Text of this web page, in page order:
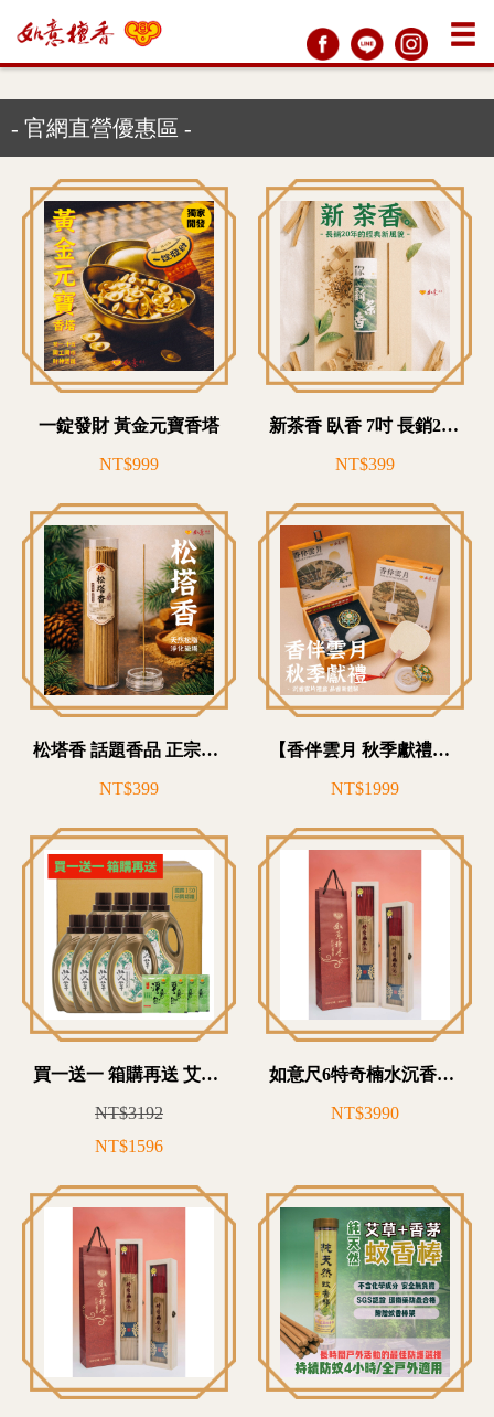
- 官網直營優惠區 -
一錠發財 黃金元寶香塔
NT$999
新茶香 臥香 7吋 長銷20年茶葉升級再回甘
NT$399
松塔香 話題香品 正宗松脂
NT$399
【香伴雲月 秋季獻禮】頂級紅土奇楠雲片
NT$1999
買一送一 箱購再送 艾草洗衣乳8入
NT$3192
NT$1596
如意尺6特奇楠水沉香本色1.4/1斤木盒裝
NT$3990